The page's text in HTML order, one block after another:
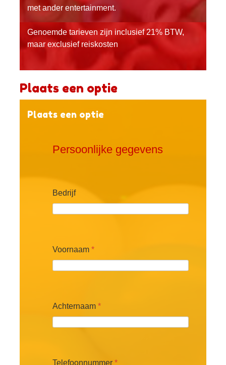
met ander entertainment.
Genoemde tarieven zijn inclusief 21% BTW,
maar exclusief reiskosten
Plaats een optie
Plaats een optie
Persoonlijke gegevens
Bedrijf
Voornaam *
Achternaam *
Telefoonnummer *